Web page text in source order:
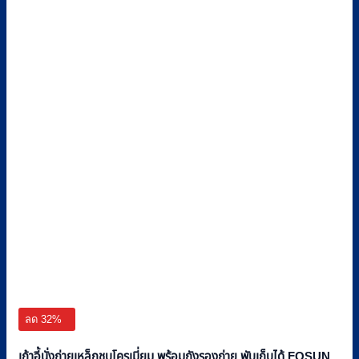
ลด 32%
เก้าอี้นั่งถ่ายเหล็กชุบโครเมี่ยม พร้อมถังรองถ่าย พับเก็บได้ FOSUN